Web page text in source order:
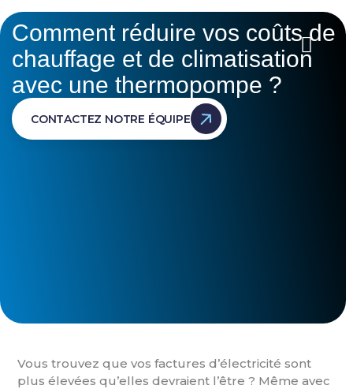
Comment réduire vos coûts de
chauffage et de climatisation
avec une thermopompe ?
CONTACTEZ NOTRE ÉQUIPE
Vous trouvez que vos factures d’électricité sont
plus élevées qu’elles devraient l’être ? Même avec